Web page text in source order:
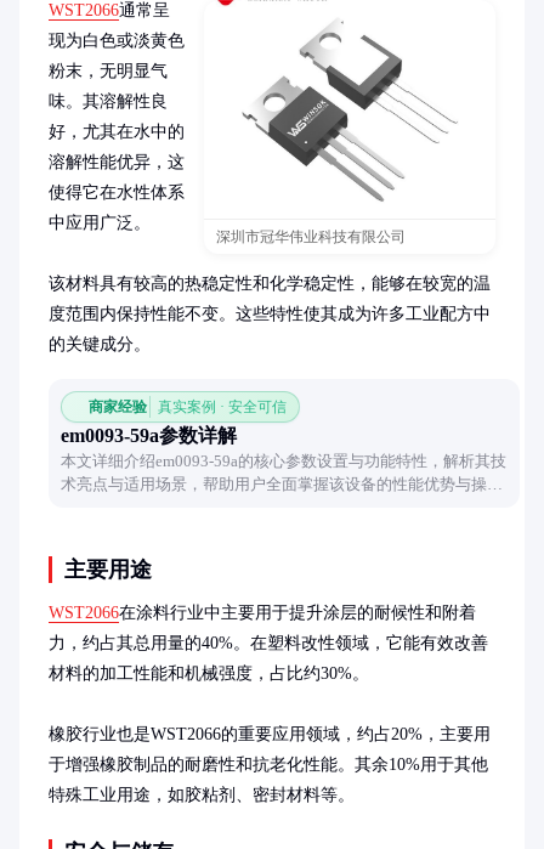
深圳市冠华伟业科技有限公司
WST2066通常呈
现为白色或淡黄色
粉末，无明显气
味。其溶解性良
好，尤其在水中的
溶解性能优异，这
使得它在水性体系
中应用广泛。
该材料具有较高的热稳定性和化学稳定性，能够在较宽的温
度范围内保持性能不变。这些特性使其成为许多工业配方中
的关键成分。
商家经验 真实案例 · 安全可信
em0093-59a参数详解
本文详细介绍em0093-59a的核心参数设置与功能特性，解析其技
术亮点与适用场景，帮助用户全面掌握该设备的性能优势与操作
主要用途
WST2066在涂料行业中主要用于提升涂层的耐候性和附着
力，约占其总用量的40%。在塑料改性领域，它能有效改善
材料的加工性能和机械强度，占比约30%。
橡胶行业也是WST2066的重要应用领域，约占20%，主要用
于增强橡胶制品的耐磨性和抗老化性能。其余10%用于其他
特殊工业用途，如胶粘剂、密封材料等。